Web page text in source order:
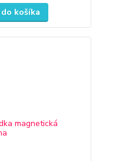
košíka